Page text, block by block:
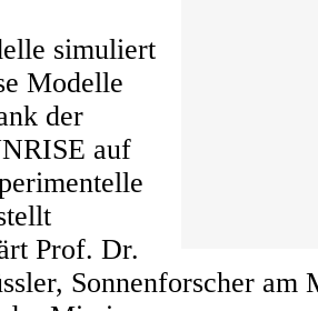
simuliert
Modelle
der
auf
Prof. Dr.
Sonnenforscher am